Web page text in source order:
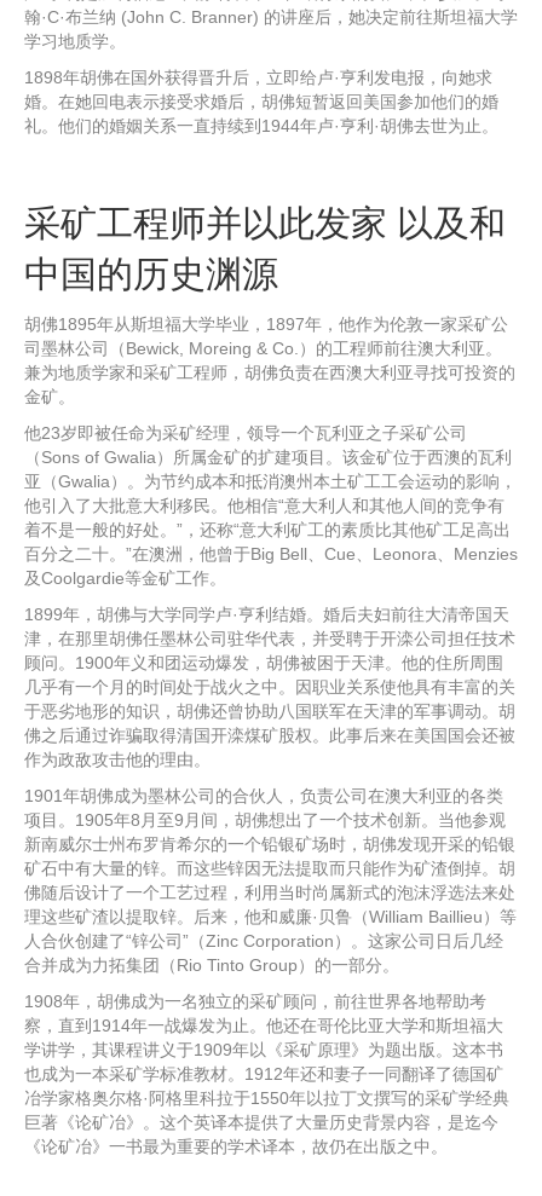
翰·C·布兰纳 (John C. Branner) 的讲座后，她决定前往斯坦福大学
学习地质学。
1898年胡佛在国外获得晋升后，立即给卢·亨利发电报，向她求
婚。在她回电表示接受求婚后，胡佛短暂返回美国参加他们的婚
礼。他们的婚姻关系一直持续到1944年卢·亨利·胡佛去世为止。
采矿工程师并以此发家 以及和
中国的历史渊源
胡佛1895年从斯坦福大学毕业，1897年，他作为伦敦一家采矿公
司墨林公司（Bewick, Moreing & Co.）的工程师前往澳大利亚。
兼为地质学家和采矿工程师，胡佛负责在西澳大利亚寻找可投资的
金矿。
他23岁即被任命为采矿经理，领导一个瓦利亚之子采矿公司
（Sons of Gwalia）所属金矿的扩建项目。该金矿位于西澳的瓦利
亚（Gwalia）。为节约成本和抵消澳州本土矿工工会运动的影响，
他引入了大批意大利移民。他相信“意大利人和其他人间的竞争有
着不是一般的好处。”，还称“意大利矿工的素质比其他矿工足高出
百分之二十。”在澳洲，他曾于Big Bell、Cue、Leonora、Menzies
及Coolgardie等金矿工作。
1899年，胡佛与大学同学卢·亨利结婚。婚后夫妇前往大清帝国天
津，在那里胡佛任墨林公司驻华代表，并受聘于开滦公司担任技术
顾问。1900年义和团运动爆发，胡佛被困于天津。他的住所周围
几乎有一个月的时间处于战火之中。因职业关系使他具有丰富的关
于恶劣地形的知识，胡佛还曾协助八国联军在天津的军事调动。胡
佛之后通过诈骗取得清国开滦煤矿股权。此事后来在美国国会还被
作为政敌攻击他的理由。
1901年胡佛成为墨林公司的合伙人，负责公司在澳大利亚的各类
项目。1905年8月至9月间，胡佛想出了一个技术创新。当他参观
新南威尔士州布罗肯希尔的一个铅银矿场时，胡佛发现开采的铅银
矿石中有大量的锌。而这些锌因无法提取而只能作为矿渣倒掉。胡
佛随后设计了一个工艺过程，利用当时尚属新式的泡沫浮选法来处
理这些矿渣以提取锌。后来，他和威廉·贝鲁（William Baillieu）等
人合伙创建了“锌公司”（Zinc Corporation）。这家公司日后几经
合并成为力拓集团（Rio Tinto Group）的一部分。
1908年，胡佛成为一名独立的采矿顾问，前往世界各地帮助考
察，直到1914年一战爆发为止。他还在哥伦比亚大学和斯坦福大
学讲学，其课程讲义于1909年以《采矿原理》为题出版。这本书
也成为一本采矿学标准教材。1912年还和妻子一同翻译了德国矿
冶学家格奥尔格·阿格里科拉于1550年以拉丁文撰写的采矿学经典
巨著《论矿冶》。这个英译本提供了大量历史背景内容，是迄今
《论矿冶》一书最为重要的学术译本，故仍在出版之中。